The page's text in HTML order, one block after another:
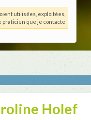
utilisées, exploitées,
praticien que je contacte
Holef